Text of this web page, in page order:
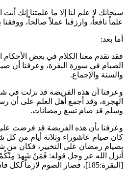
سبحانك لا علم لنا إلا ما علمتنا إنك أنت
علماً نافعاً، وارزقنا عملاً صالحاً،
أما بعد:
فقد تقدم معنا الكلام في بعض الأحكام
الصيام في سورة البقرة، وعرفنا أن
والسنة والإجماع.
وعرفنا أن هذه الفريضة قد نزلت في
الهجرة، وقد أجمع أهل العلم على أن
وسلم قد صام تسع رمضانات.
وعرفنا بأن هذه الفريضة قد فرضت
كان صيام عاشوراء وثلاثة أيام من
بصيام رمضان على التخيير، فكان من
أنزل الله عز وجل قوله: فَمَنْ شَهِدَ
[البقرة:185]، فصار الصوم لازماً لكل قادر.